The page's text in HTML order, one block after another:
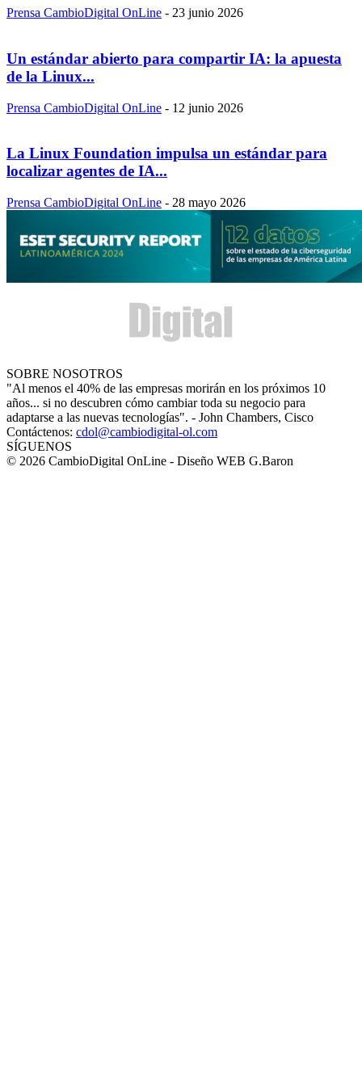
Prensa CambioDigital OnLine - 23 junio 2026
Un estándar abierto para compartir IA: la apuesta
de la Linux...
Prensa CambioDigital OnLine - 12 junio 2026
La Linux Foundation impulsa un estándar para
localizar agentes de IA...
Prensa CambioDigital OnLine - 28 mayo 2026
SOBRE NOSOTROS
"Al menos el 40% de las empresas morirán en los próximos 10
años... si no descubren cómo cambiar toda su negocio para
adaptarse a las nuevas tecnologías". - John Chambers, Cisco
Contáctenos: cdol@cambiodigital-ol.com
SÍGUENOS
© 2026 CambioDigital OnLine - Diseño WEB G.Baron